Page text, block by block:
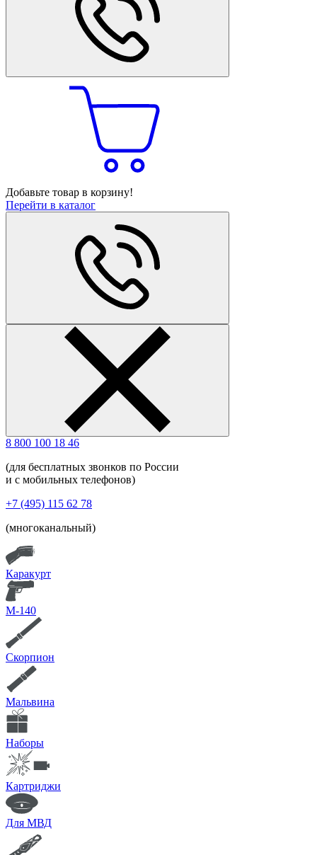
Добавьте товар в корзину!
Перейти в каталог
8 800 100 18 46
(для бесплатных звонков по России
и с мобильных телефонов)
+7 (495) 115 62 78
(многоканальный)
Каракурт
М-140
Скорпион
Мальвина
Наборы
Картриджи
Для МВД